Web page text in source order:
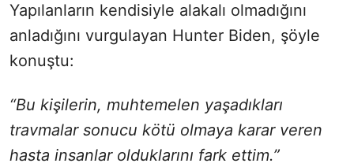
Yapılanların kendisiyle alakalı olmadığını
anladığını vurgulayan Hunter Biden, şöyle
konuştu:
“Bu kişilerin, muhtemelen yaşadıkları
travmalar sonucu kötü olmaya karar veren
hasta insanlar olduklarını fark ettim.”